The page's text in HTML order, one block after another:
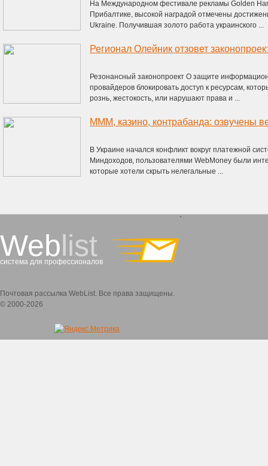
На Международном фестивале рекламы Golden
Прибалтике, высокой наградой отмечены
Ukraine. Получившая золото работа украинского ...
Регионал Олейник отзовет
Резонансный законопроект О защите
провайдеров блокировать доступ к ресурсам,
рознь, жестокость, или нарушают права и ...
В Украине начался конфликт вокруг платежной
Миндоходов, пользователями WebMoney были
которые хотели скрыть нелегальные ...
Weblist
система для профессионалов
`
Почтовая рассылка WebList. Все права защищены.
© 2000-2026